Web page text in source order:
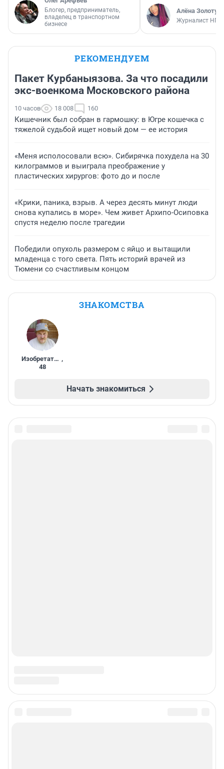
Блогер, предприниматель,
владелец в транспортном
бизнесе
Алёна
Журналист НГС
РЕКОМЕНДУЕМ
Пакет Курбаныязова. За что посадили
экс-военкома Московского района
10 часов 18 008 160
Кишечник был собран в гармошку: в Югре кошечка с
тяжелой судьбой ищет новый дом — ее история
«Меня исполосовали всю». Сибирячка похудела на 30
килограммов и выиграла преображение у
пластических хирургов: фото до и после
«Крики, паника, взрыв. А через десять минут люди
снова купались в море». Чем живет Архипо-Осиповка
спустя неделю после трагедии
Победили опухоль размером с яйцо и вытащили
младенца с того света. Пять историй врачей из
Тюмени со счастливым концом
ЗНАКОМСТВА
Изобретатель ,
48
Начать знакомиться